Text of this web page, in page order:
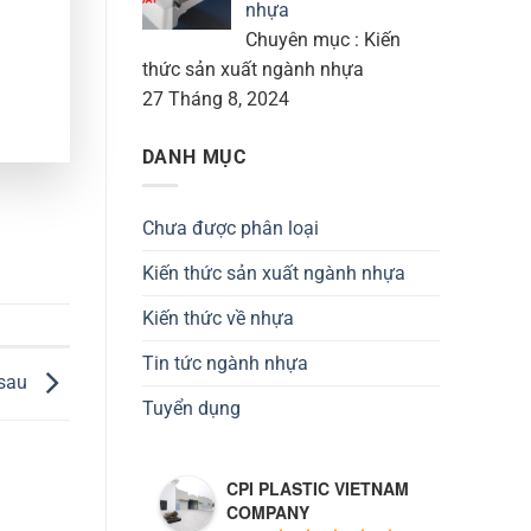
nhựa
Chuyên mục : Kiến
thức sản xuất ngành nhựa
27 Tháng 8, 2024
DANH MỤC
Chưa được phân loại
Kiến thức sản xuất ngành nhựa
Kiến thức về nhựa
Tin tức ngành nhựa
Tuyển dụng
CPI PLASTIC VIETNAM
COMPANY